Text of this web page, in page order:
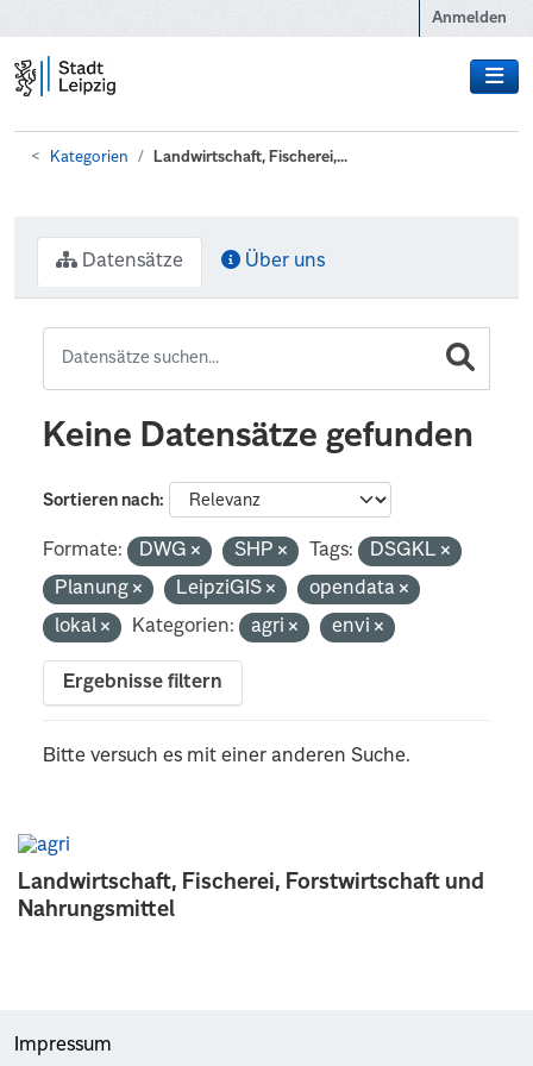
Anmelden
Kategorien Landwirtschaft, Fischerei,...
Landwirtschaft, Fischerei, Forstwirtschaft und
Nahrungsmittel
Datensätze Über uns
Keine Datensätze gefunden
Sortieren nach
Formate: DWG SHP Tags:
DSGKL
Planung
LeipziGIS
opendata
lokal
Kategorien: agri envi
Ergebnisse filtern
Bitte versuch es mit einer anderen Suche.
Impressum